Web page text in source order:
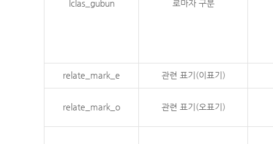
lclas_gubun 로마자 구분
relate_mark_e 관련 표기(이표기)
relate_mark_o 관련 표기(오표기)